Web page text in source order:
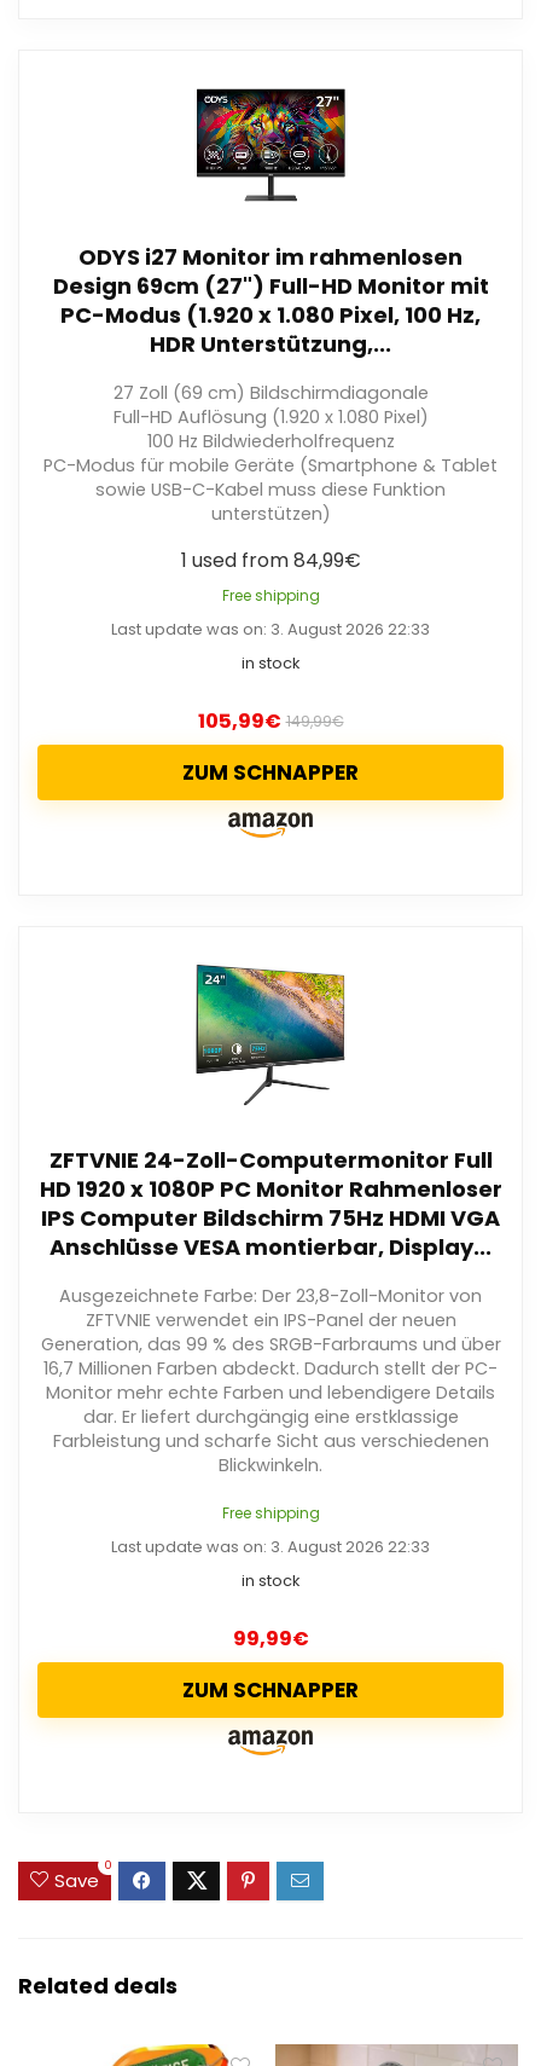
ODYS i27 Monitor im rahmenlosen
Design 69cm (27") Full-HD Monitor mit
PC-Modus (1.920 x 1.080 Pixel, 100 Hz,
HDR Unterstützung,...
27 Zoll (69 cm) Bildschirmdiagonale
Full-HD Auflösung (1.920 x 1.080 Pixel)
100 Hz Bildwiederholfrequenz
PC-Modus für mobile Geräte (Smartphone & Tablet
sowie USB-C-Kabel muss diese Funktion
unterstützen)
1 used from 84,99€
Free shipping
Last update was on: 3. August 2026 22:33
in stock
105,99€ 149,99€
ZUM SCHNAPPER
ZFTVNIE 24-Zoll-Computermonitor Full
HD 1920 x 1080P PC Monitor Rahmenloser
IPS Computer Bildschirm 75Hz HDMI VGA
Anschlüsse VESA montierbar, Display...
Ausgezeichnete Farbe: Der 23,8-Zoll-Monitor von
ZFTVNIE verwendet ein IPS-Panel der neuen
Generation, das 99 % des SRGB-Farbraums und über
16,7 Millionen Farben abdeckt. Dadurch stellt der PC-
Monitor mehr echte Farben und lebendigere Details
dar. Er liefert durchgängig eine erstklassige
Farbleistung und scharfe Sicht aus verschiedenen
Blickwinkeln.
Free shipping
Last update was on: 3. August 2026 22:33
in stock
99,99€
ZUM SCHNAPPER
Save
0
Related deals